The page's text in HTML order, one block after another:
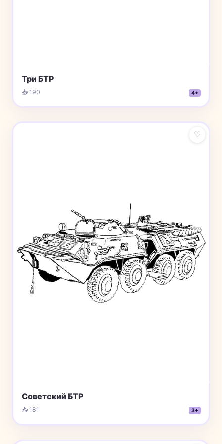
Три БТР
📥 190 4+
♡
Советский БТР
📥 181 3+